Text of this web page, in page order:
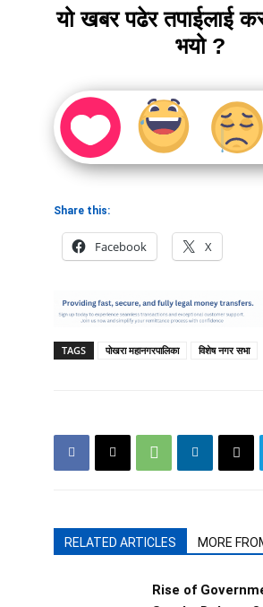
यो खबर पढेर तपाईलाई
भयो ?
Share this:
Facebook X
TAGS पोखरा महानगरपालिका विशेष नगर सभा
RELATED ARTICLES MORE
Rise of